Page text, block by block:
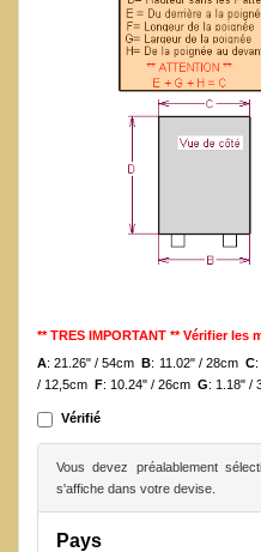
** TRES IMPORTANT ** Vérifier les
A: 21.26" / 54cmB: 11.02" / 28cm C:
/ 12,5cm F: 10.24" / 26cm G: 1.18" /
Vérifié
Vous devez préalablement
s'affiche dans votre devise.
Pays